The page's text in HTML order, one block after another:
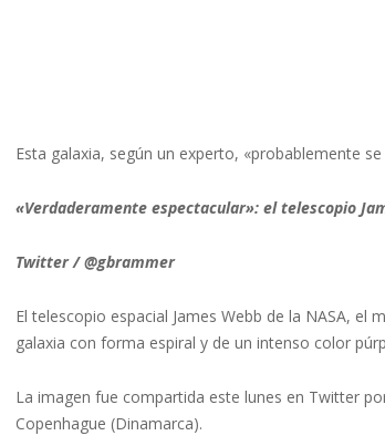
Esta galaxia, según un experto, «probablemente
«Verdaderamente espectacular»: el telescopio
Twitter / @gbrammer
El telescopio espacial James Webb de la NASA,
galaxia con forma espiral y de un intenso color
La imagen fue compartida este lunes en Twitter
Copenhague (Dinamarca).